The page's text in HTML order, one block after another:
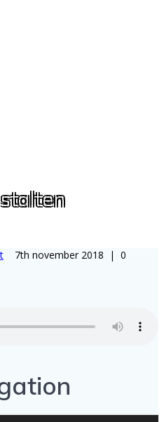
7th november 2018 | 0